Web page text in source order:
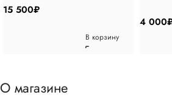
15 500₽
В корзину
4 000
О магазине